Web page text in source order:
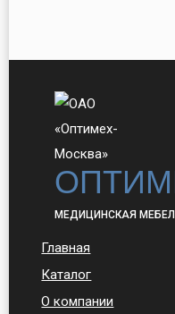
МЕДИЦИНСКАЯ
Главная
Каталог
О компании